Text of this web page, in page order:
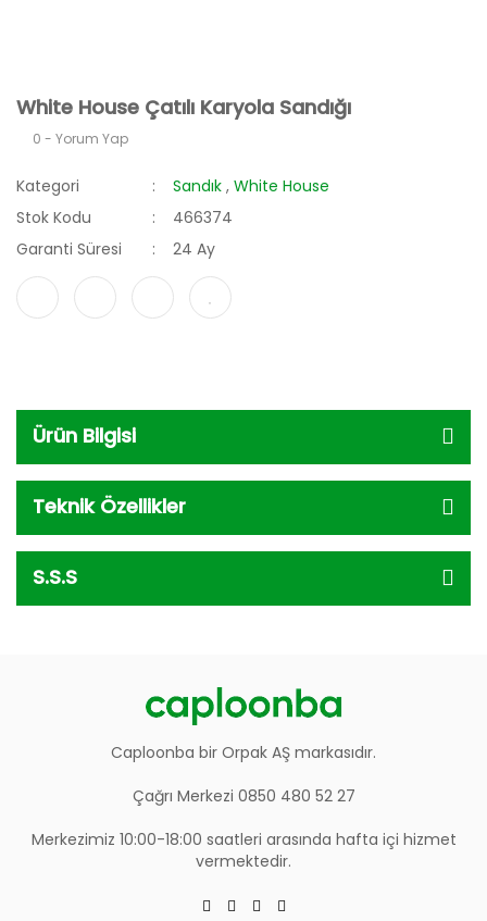
White House Çatılı Karyola Sandığı
0 - Yorum Yap
Kategori Sandık ,White House
Stok Kodu
466374
Garanti Süresi
24 Ay
Ürün Bilgisi
Teknik Özellikler
S.S.S
Caploonba bir Orpak AŞ markasıdır.
Çağrı Merkezi 0850 480 52 27
Merkezimiz 10:00-18:00 saatleri arasında hafta içi hizmet
vermektedir.